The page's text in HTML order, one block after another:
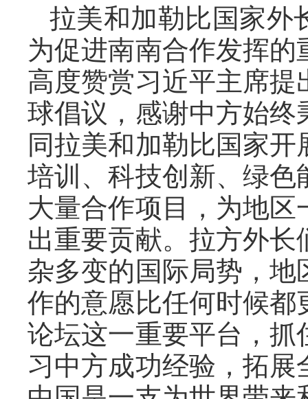
拉美和加勒比国家外
为促进南南合作发挥
高度赞赏习近平主席
球倡议，感谢中方始
同拉美和加勒比国家
培训、科技创新、绿
大量合作项目，为地
出重要贡献。拉方外
杂多变的国际局势，
作的意愿比任何时候
论坛这一重要平台，
习中方成功经验，拓